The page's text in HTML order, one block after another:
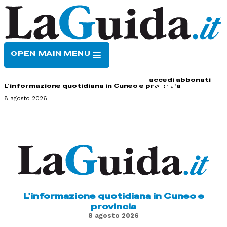
OPEN MAIN MENU
accedi abbonati
L'informazione quotidiana in Cuneo e provincia
8 agosto 2026
L'informazione quotidiana in Cuneo e
provincia
8 agosto 2026